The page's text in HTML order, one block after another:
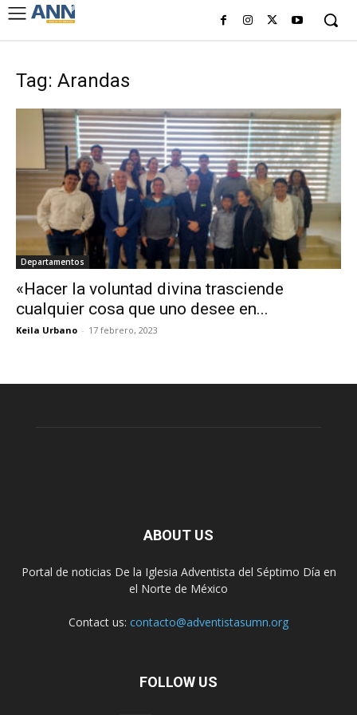
Tag: Arandas
Departamentos
«Hacer la voluntad divina trasciende
cualquier cosa que uno desee en...
Keila Urbano - 17 febrero, 2023
ABOUT US
Portal de noticias De la Iglesia Adventista del Séptimo Día en
el Norte de México
Contact us: contacto@adventistasumn.org
FOLLOW US